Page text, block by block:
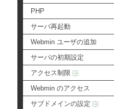
PHP
サーバ再起動
Webmin ユーザの追加
サーバの初期設定
アクセス制限
Webmin のアクセス
サブドメインの設定